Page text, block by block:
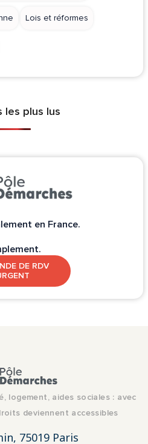
Lois et réformes
les plus lus
en France.
DE RDV
logement, aides sociales : avec
deviennent accessibles
75019 Paris